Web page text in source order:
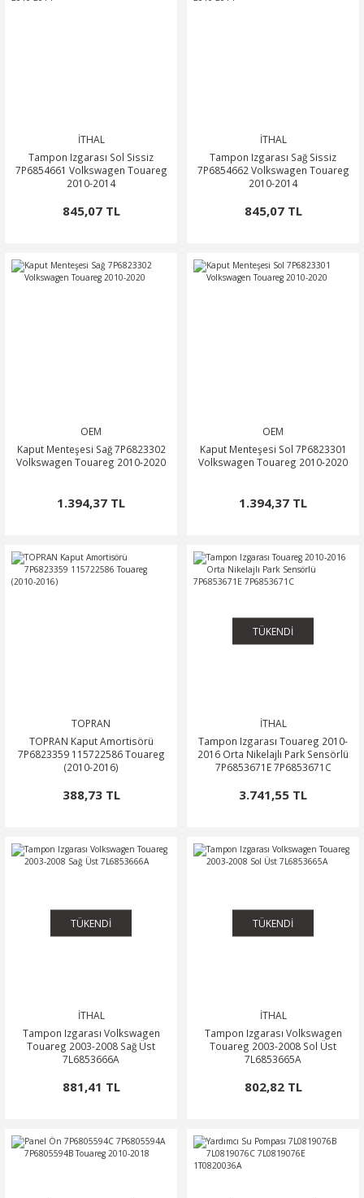
İTHAL
Tampon Izgarası Sol Sissiz
7P6854661 Volkswagen Touareg
2010-2014
845,07 TL
İTHAL
Tampon Izgarası Sağ Sissiz
7P6854662 Volkswagen Touareg
2010-2014
845,07 TL
OEM
Kaput Menteşesi Sağ 7P6823302
Volkswagen Touareg 2010-2020
1.394,37 TL
OEM
Kaput Menteşesi Sol 7P6823301
Volkswagen Touareg 2010-2020
1.394,37 TL
TOPRAN
TOPRAN Kaput Amortisörü
7P6823359 115722586 Touareg
(2010-2016)
388,73 TL
TÜKENDİ
İTHAL
Tampon Izgarası Touareg 2010-
2016 Orta Nikelajlı Park Sensörlü
7P6853671E 7P6853671C
3.741,55 TL
TÜKENDİ
İTHAL
Tampon Izgarası Volkswagen
Touareg 2003-2008 Sağ Üst
7L6853666A
881,41 TL
TÜKENDİ
İTHAL
Tampon Izgarası Volkswagen
Touareg 2003-2008 Sol Üst
7L6853665A
802,82 TL